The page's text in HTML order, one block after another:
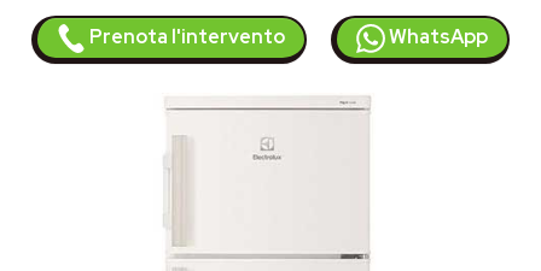
Prenota l'intervento WhatsApp